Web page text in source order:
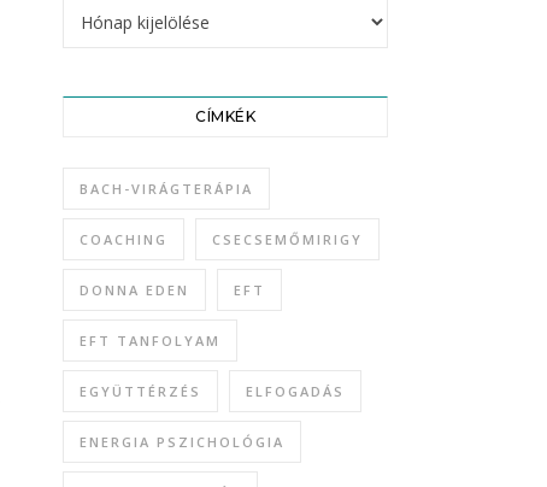
CÍMKÉK
BACH-VIRÁGTERÁPIA
COACHING CSECSEMŐMIRIGY
DONNA EDEN EFT
EFT TANFOLYAM
EGYÜTTÉRZÉS ELFOGADÁS
ENERGIA PSZICHOLÓGIA